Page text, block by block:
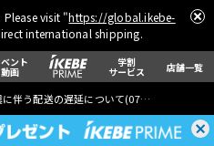
Please visit "https://global.ikebe-
international shipping.
ント
動画
学割
サービス 店舗一覧
に伴う配送の遅延について(07月29日